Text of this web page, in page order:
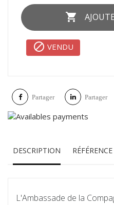

 VENDU
Partager Partager
DESCRIPTION
L'Ambassade de la